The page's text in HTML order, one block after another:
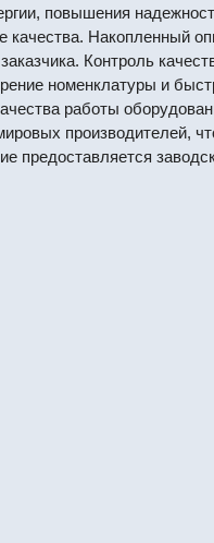
повышения
качества. Накопленный
Контроль
номенклатуры и
работы
производителей,
предоставляется